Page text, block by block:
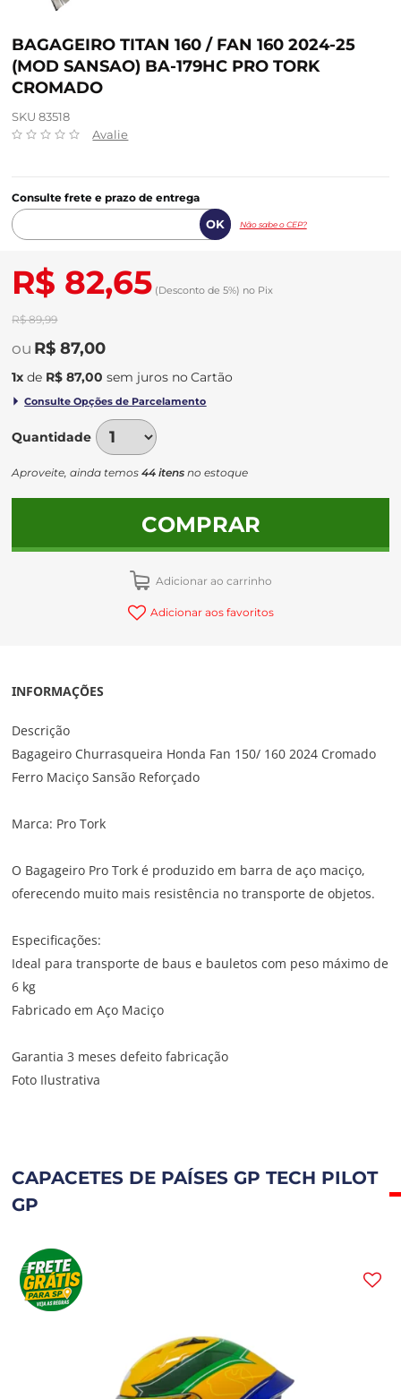
BAGAGEIRO TITAN 160 / FAN 160 2024-25
(MOD SANSAO) BA-179HC PRO TORK
CROMADO
SKU 83518
Avalie
Consulte frete e prazo de entrega
Não sabe o CEP?
R$ 82,65 (Desconto de 5%) no Pix
R$ 89,99
R$ 87,00
1x de R$ 87,00 sem juros no
Quantidade
Aproveite, ainda temos44 itens no estoque
COMPRAR
Adicionar ao carrinho
Adicionar aos favoritos
INFORMAÇÕES
Descrição
Bagageiro Churrasqueira Honda Fan 150/ 160 2024 Cromado
Ferro Maciço Sansão Reforçado
Marca: Pro Tork
O Bagageiro Pro Tork é produzido em barra de aço maciço,
oferecendo muito mais resistência no transporte de objetos.
Especificações:
Ideal para transporte de baus e bauletos com peso máximo de
6 kg
Fabricado em Aço Maciço
Garantia 3 meses defeito fabricação
Foto Ilustrativa
CAPACETES DE PAÍSES GP TECH PILOT
GP